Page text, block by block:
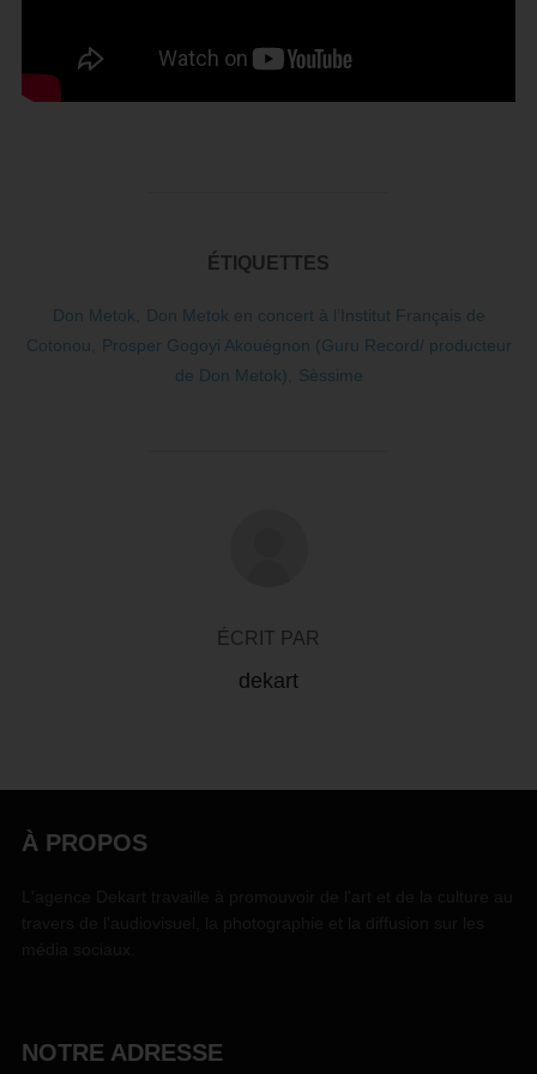
ÉTIQUETTES
Don Metok
Don Metok en concert à l’Institut Français de
Cotonou
Prosper Gogoyi Akouégnon (Guru Record/ producteur
de Don Metok)
Sèssime
ÉCRIT PAR
dekart
À PROPOS
NOTRE ADRESSE